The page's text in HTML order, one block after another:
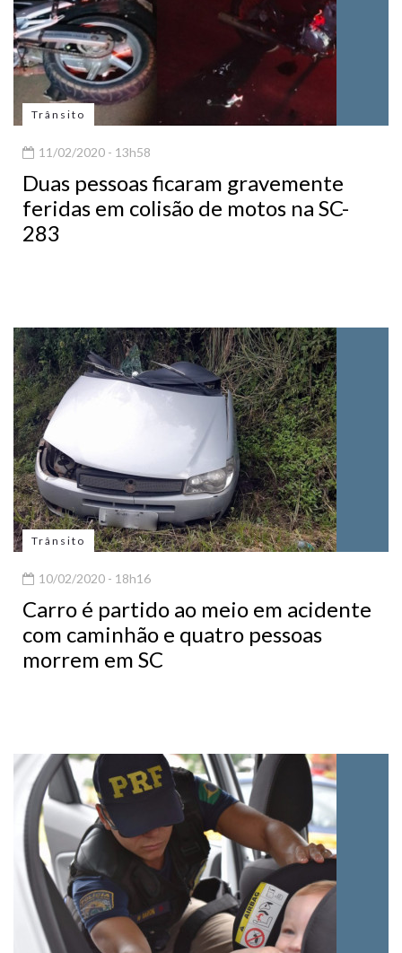
Trânsito
11/02/2020 - 13h58
Duas pessoas ficaram gravemente
feridas em colisão de motos na SC-
283
Trânsito
10/02/2020 - 18h16
Carro é partido ao meio em acidente
com caminhão e quatro pessoas
morrem em SC